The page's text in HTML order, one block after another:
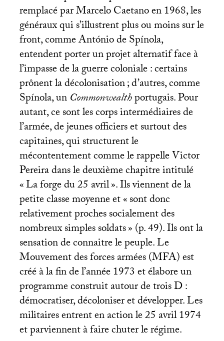
remplacé par Marcelo Caetano en 1968, les
généraux qui s’illustrent plus ou moins sur le
front, comme António de Spínola,
entendent porter un projet alternatif face à
l’impasse de la guerre coloniale : certains
prônent la décolonisation; d’autres, comme
Spínola, unCommonwealthportugais. Pour
autant, ce sont les corps intermédiaires de
l’armée, de jeunes officiers et surtout des
capitaines, qui structurent le
mécontentement comme le rappelle Victor
Pereira dans le deuxième chapitre intitulé
«La forge du 25 avril». Ils viennent de la
petite classe moyenne et «sont donc
relativement proches socialement des
nombreux simples soldats» (p. 49). Ils ont la
sensation de connaitre le peuple. Le
Mouvement des forces armées (MFA) est
créé à la fin de l’année 1973 et élabore un
programme construit autour de trois D :
démocratiser, décoloniser et développer. Les
militaires entrent en action le 25 avril 1974
et parviennent à faire chuter le régime.